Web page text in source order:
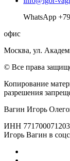
WhatsApp
офис
Москва, ул.
© Все права
Копирование
разрешения
Вагин Игорь
ИНН 771700071203
Игорь Вагин в